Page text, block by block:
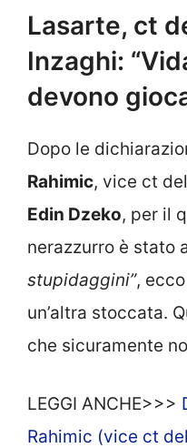
Lasarte, ct
Inzaghi:
devono
Dopo le
Rahimic, vice ct
Edin Dzeko, per il
nerazzurro è stato
stupidaggini”,
un’altra stoccata.
che sicuramente
LEGGI ANCHE>>>
Rahimic (vice ct